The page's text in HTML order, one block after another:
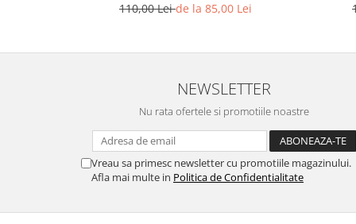
110,00 Leide la 85,00 Lei
NEWSLETTER
Nu rata ofertele si promotiile noastre
Vreau sa primesc newsletter cu promotiile magazinului.
Afla mai multe in Politica de Confidentialitate